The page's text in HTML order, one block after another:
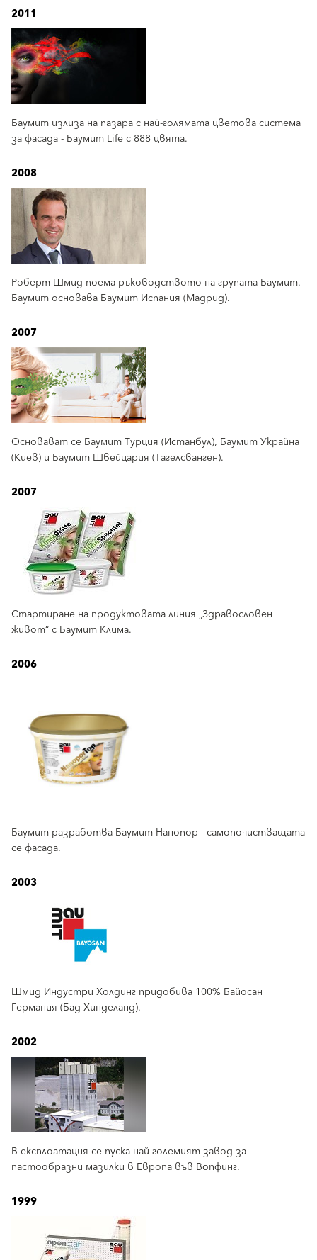
2011
Баумит излиза на пазара с най-голямата цветова система
за фасада - Баумит Life с 888 цвята.
2008
Роберт Шмид поема ръководството на групата Баумит.
Баумит основава Баумит Испания (Мадрид).
2007
Основават се Баумит Турция (Истанбул), Баумит Украйна
(Киев) и Баумит Швейцария (Тагелсванген).
2007
Стартиране на продуктовата линия „Здравословен
живот“ с Баумит Клима.
2006
Баумит разработва Баумит Нанопор - самопочистващата
се фасада.
2003
Шмид Индустри Холдинг придобива 100% Байосан
Германия (Бад Хинделанд).
2002
В експлоатация се пуска най-големият завод за
пастообразни мазилки в Европа във Вопфинг.
1999